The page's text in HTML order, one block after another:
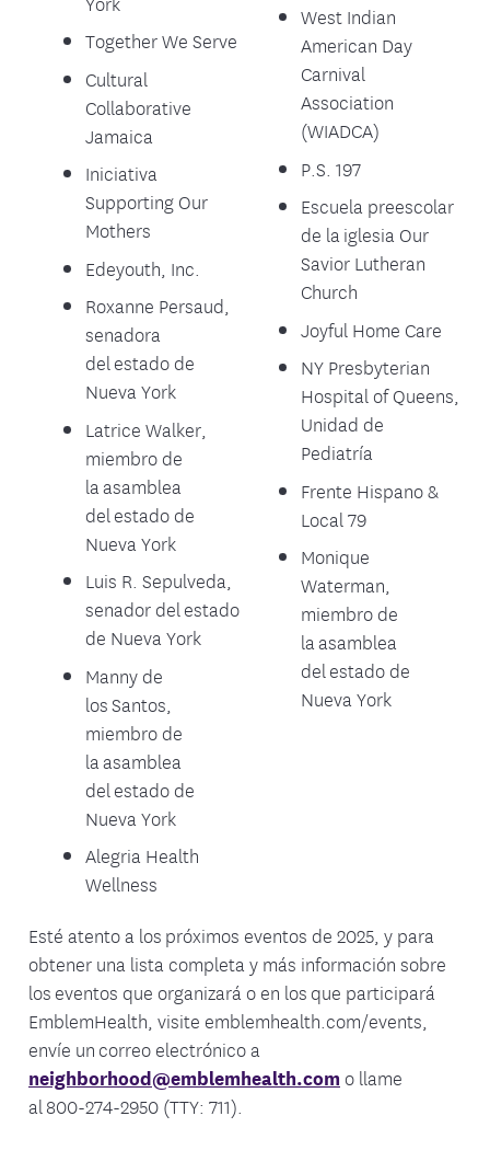
Together We Serve
Cultural
Collaborative
Jamaica
Iniciativa
Supporting Our
Mothers
Edeyouth, Inc.
Roxanne Persaud,
senadora
del estado de
Nueva York
Latrice Walker,
miembro de
la asamblea
del estado de
Nueva York
Luis R. Sepulveda,
senador del estado
de Nueva York
Manny de
los Santos,
miembro de
la asamblea
del estado de
Nueva York
Alegria Health
Wellness
West Indian
American Day
Carnival
Association
(WIADCA)
P.S. 197
Escuela preescolar
de la iglesia Our
Savior Lutheran
Church
Joyful Home Care
NY Presbyterian
Hospital of Queens,
Unidad de
Pediatría
Frente Hispano &
Local 79
Monique
Waterman,
miembro de
la asamblea
del estado de
Nueva York
Esté atento a los próximos eventos de 2025, y para
obtener una lista completa y más información sobre
los eventos que organizará o en los que participará
EmblemHealth, visite emblemhealth.com/events,
envíe un correo electrónico a
neighborhood@emblemhealth.com o llame
al 800-274-2950 (TTY: 711).